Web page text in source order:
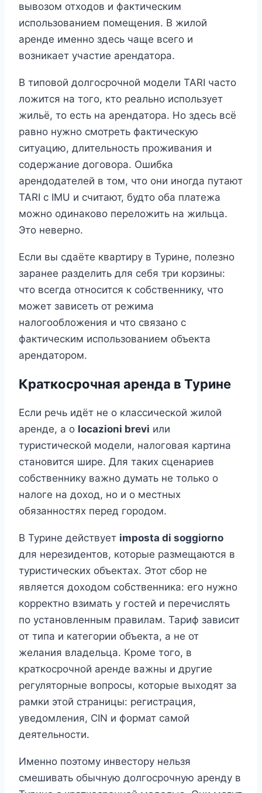
вывозом отходов и фактическим
использованием помещения. В жилой
аренде именно здесь чаще всего и
возникает участие арендатора.
В типовой долгосрочной модели TARI часто
ложится на того, кто реально использует
жильё, то есть на арендатора. Но здесь всё
равно нужно смотреть фактическую
ситуацию, длительность проживания и
содержание договора. Ошибка
арендодателей в том, что они иногда путают
TARI с IMU и считают, будто оба платежа
можно одинаково переложить на жильца.
Это неверно.
Если вы сдаёте квартиру в Турине, полезно
заранее разделить для себя три корзины:
что всегда относится к собственнику, что
может зависеть от режима
налогообложения и что связано с
фактическим использованием объекта
арендатором.
Краткосрочная аренда в Турине
Если речь идёт не о классической жилой
аренде, а о locazioni brevi или
туристической модели, налоговая картина
становится шире. Для таких сценариев
собственнику важно думать не только о
налоге на доход, но и о местных
обязанностях перед городом.
В Турине действует imposta di soggiorno
для нерезидентов, которые размещаются в
туристических объектах. Этот сбор не
является доходом собственника: его нужно
корректно взимать у гостей и перечислять
по установленным правилам. Тариф зависит
от типа и категории объекта, а не от
желания владельца. Кроме того, в
краткосрочной аренде важны и другие
регуляторные вопросы, которые выходят за
рамки этой страницы: регистрация,
уведомления, CIN и формат самой
деятельности.
Именно поэтому инвестору нельзя
смешивать обычную долгосрочную аренду в